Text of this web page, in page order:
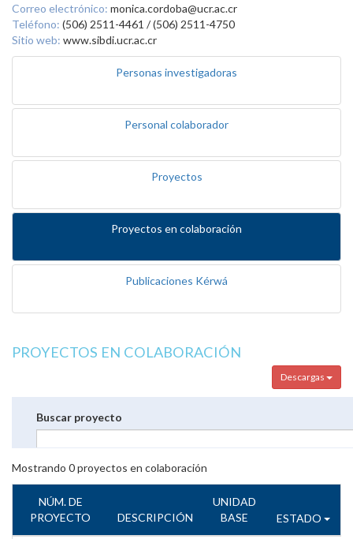
Correo electrónico: monica.cordoba@ucr.ac.cr
Teléfono: (506) 2511-4461 / (506) 2511-4750
Sitio web: www.sibdi.ucr.ac.cr
Personas investigadoras
Personal colaborador
Proyectos
Proyectos en colaboración
Publicaciones Kérwá
PROYECTOS EN COLABORACIÓN
Descargas
Buscar proyecto
Mostrando 0proyectos en colaboración
NÚM. DE
PROYECTO
DESCRIPCIÓN
UNIDAD
BASE
ESTADO